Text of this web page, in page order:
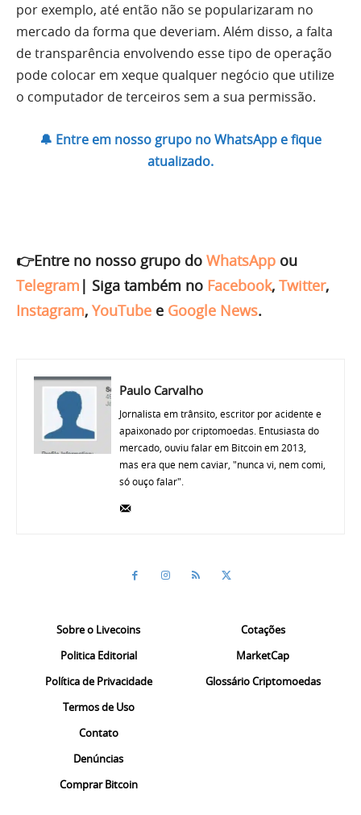
por exemplo, até então não se popularizaram no
mercado da forma que deveriam. Além disso, a falta
de transparência envolvendo esse tipo de operação
pode colocar em xeque qualquer negócio que utilize
o computador de terceiros sem a sua permissão.
🔔 Entre em nosso grupo no WhatsApp e fique
atualizado.
👉Entre no nosso grupo do WhatsApp ou
Telegram | Siga também no Facebook, Twitter,
Instagram, YouTube e Google News.
Paulo Carvalho
Jornalista em trânsito, escritor por acidente e
apaixonado por criptomoedas. Entusiasta do
mercado, ouviu falar em Bitcoin em 2013,
mas era que nem caviar, "nunca vi, nem comi,
só ouço falar".
Sobre o Livecoins
Politica Editorial
Política de Privacidade
Termos de Uso
Contato
Denúncias
Comprar Bitcoin
Cotações
MarketCap
Glossário Criptomoedas